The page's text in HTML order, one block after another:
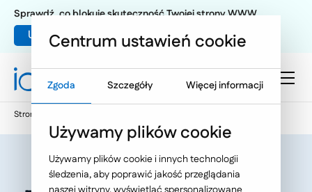
Umów warsztat UX
Sprawdź, co blokuje skuteczność Twojej strony WWW
Strona główna
Centrum ustawień cookie
Zgoda Szczegóły Więcej informacji
Używamy plików cookie
Używamy plików cookie i innych technologii
śledzenia, aby poprawić jakość przeglądania